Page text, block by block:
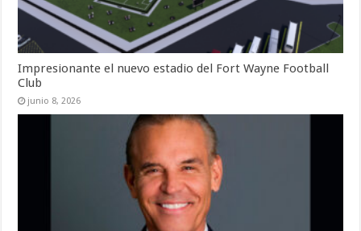
Impresionante el nuevo estadio del Fort Wayne Football
Club
junio 8, 2026